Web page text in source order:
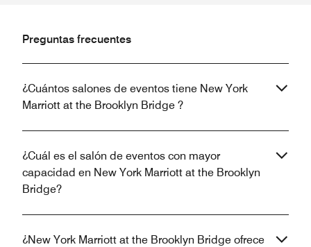
Preguntas frecuentes
¿Cuántos salones de eventos tiene New York
Marriott at the Brooklyn Bridge ?
¿Cuál es el salón de eventos con mayor
capacidad en New York Marriott at the Brooklyn
Bridge?
¿New York Marriott at the Brooklyn Bridge ofrece